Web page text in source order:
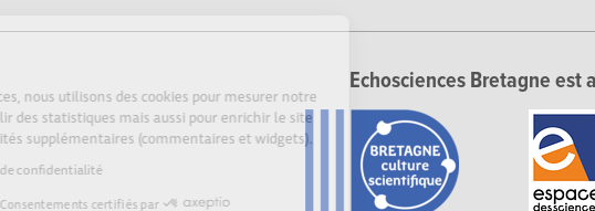
Sur Echosciences, nous utilisons des cookies pour mesurer notre
audience, établir des statistiques mais aussi pour enrichir le site
de fonctionnalités supplémentaires (commentaires et widgets).
Lire la politique de confidentialité
Consentements certifiés par
Echosciences Bretagne